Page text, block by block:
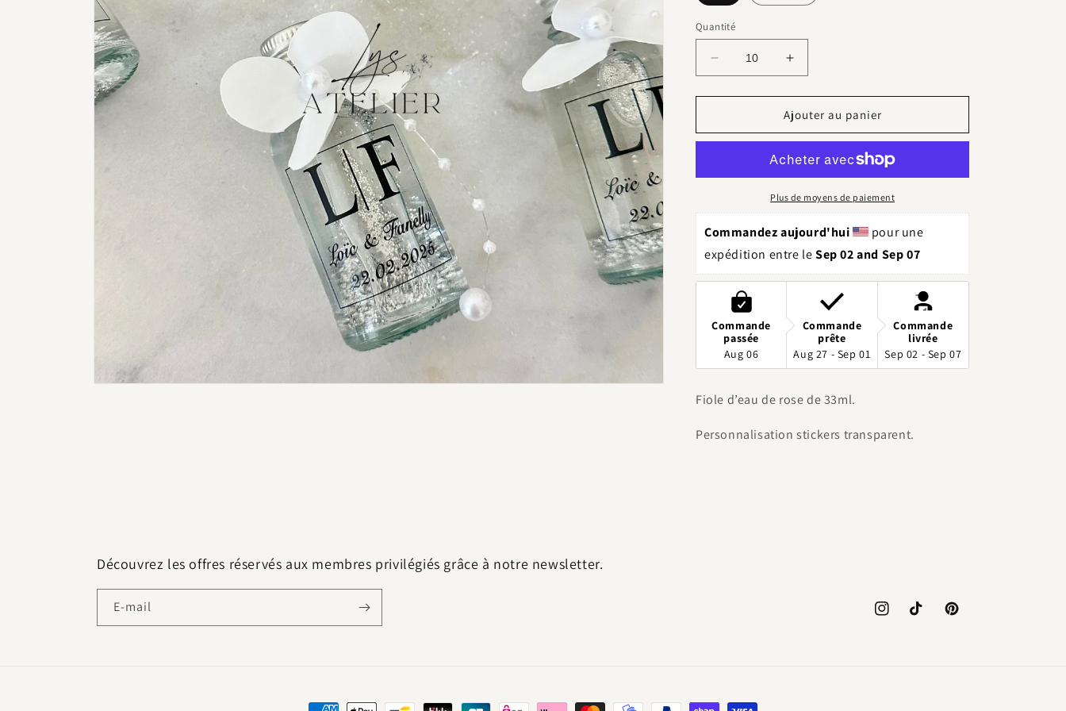
Quantité
Réduire
la
quantité
Fiole
rose
orchidée
»
Augmenter
la
quantité
de
Fiole
de
rose
«
orchidée
»
Ajouter au panier
Plus de moyens de paiement
Commandez aujourd'hui
pour une
expédition entre le Sep 02 and Sep 07
Commande
passée
Aug 06
Commande
prête
Aug 27 - Sep 01
Commande
livrée
Sep 02 - Sep 07
Fiole d’eau de rose de 33ml.
Personnalisation stickers transparent.
Découvrez les offres réservés aux membres privilégiés grâce à notre newsletter.
E-mail
InstagramTikTok Pinterest